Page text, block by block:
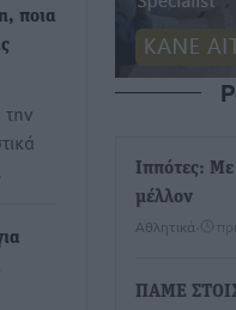
ποια
Ιππότες:
μέλλον
Αθλητικά
ΠΑΜΕ